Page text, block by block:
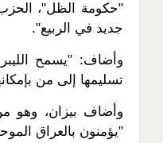
"حكومة الظل"، الحزب
جديد في الربيع".
وأضاف: "يسمح
تسليمها إلى من
وأضاف بيزان، وهو
"يؤمنون بالعراق